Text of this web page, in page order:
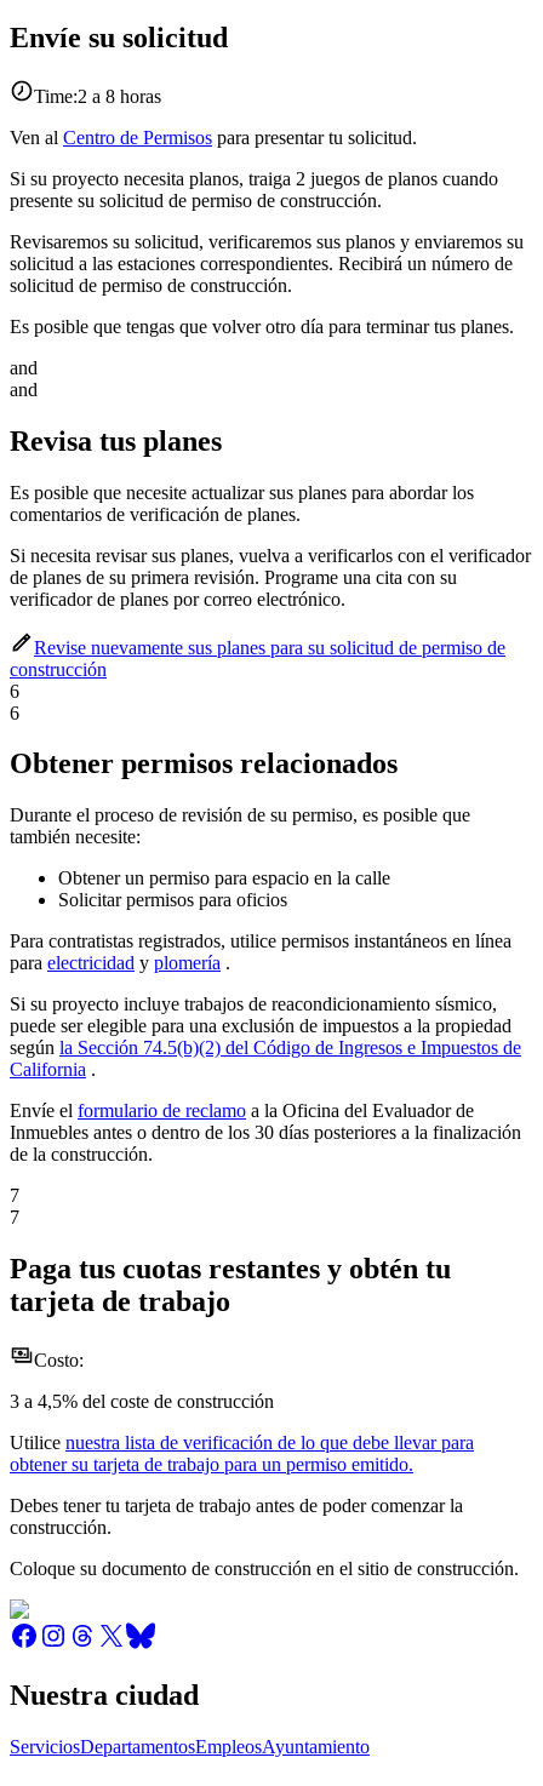
Envíe su solicitud
Time:2 a 8 horas
Ven al Centro de Permisos para presentar tu solicitud.
Si su proyecto necesita planos, traiga 2 juegos de planos cuando
presente su solicitud de permiso de construcción.
Revisaremos su solicitud, verificaremos sus planos y enviaremos su
solicitud a las estaciones correspondientes. Recibirá un número de
solicitud de permiso de construcción.
Es posible que tengas que volver otro día para terminar tus planes.
and
and
Revisa tus planes
Es posible que necesite actualizar sus planes para abordar los
comentarios de verificación de planes.
Si necesita revisar sus planes, vuelva a verificarlos con el verificador
de planes de su primera revisión. Programe una cita con su
verificador de planes por correo electrónico.
Revise nuevamente sus planes para su solicitud de permiso de
construcción
6
6
Obtener permisos relacionados
Durante el proceso de revisión de su permiso, es posible que
también necesite:
Obtener un permiso para espacio en la calle
Solicitar permisos para oficios
Para contratistas registrados, utilice permisos instantáneos en línea
para electricidad y plomería .
Si su proyecto incluye trabajos de reacondicionamiento sísmico,
puede ser elegible para una exclusión de impuestos a la propiedad
según la Sección 74.5(b)(2) del Código de Ingresos e Impuestos de
California .
Envíe el formulario de reclamo a la Oficina del Evaluador de
Inmuebles antes o dentro de los 30 días posteriores a la finalización
de la construcción.
7
7
Paga tus cuotas restantes y obtén tu
tarjeta de trabajo
Costo:
3 a 4,5% del coste de construcción
Utilice nuestra lista de verificación de lo que debe llevar para
obtener su tarjeta de trabajo para un permiso emitido.
Debes tener tu tarjeta de trabajo antes de poder comenzar la
construcción.
Coloque su documento de construcción en el sitio de construcción.
Nuestra ciudad
ServiciosDepartamentosEmpleosAyuntamiento